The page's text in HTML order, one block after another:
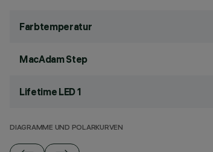
Farbtemperatur
MacAdam Step
Lifetime LED 1
DIAGRAMME UND POLARKURVEN